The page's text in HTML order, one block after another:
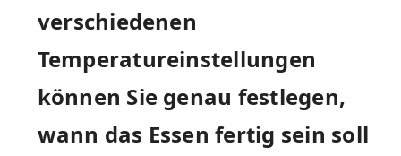
⁤verschiedenen
Temperatureinstellungen
können Sie genau festlegen,
wann das ​Essen fertig sein soll